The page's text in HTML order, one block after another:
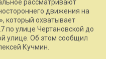
рассматривают
движения на
который охватывает
по улице Чертановской до
улице. Об этом сообщил
Кучмин.